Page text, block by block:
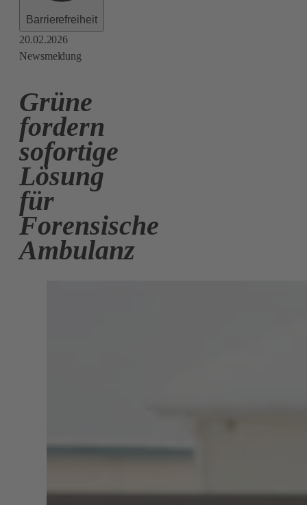
Barrierefreiheit
20.02.2026
Newsmeldung
Grüne
fordern
sofortige
Lösung
für
Forensische
Ambulanz